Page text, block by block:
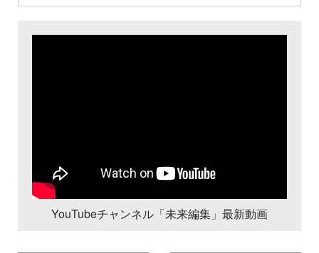
YouTubeチャンネル「未来編集」最新動画